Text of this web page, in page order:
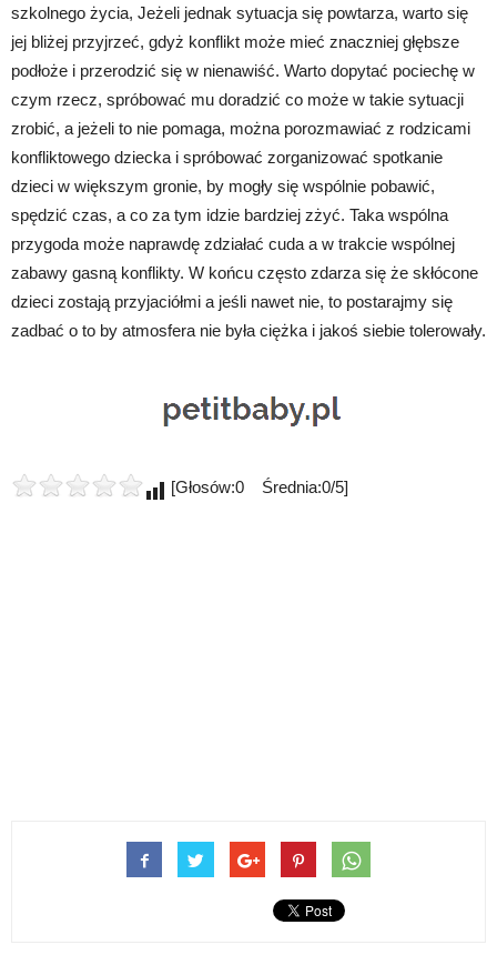
szkolnego życia, Jeżeli jednak sytuacja się powtarza, warto się
jej bliżej przyjrzeć, gdyż konflikt może mieć znaczniej głębsze
podłoże i przerodzić się w nienawiść. Warto dopytać pociechę w
czym rzecz, spróbować mu doradzić co może w takie sytuacji
zrobić, a jeżeli to nie pomaga, można porozmawiać z rodzicami
konfliktowego dziecka i spróbować zorganizować spotkanie
dzieci w większym gronie, by mogły się wspólnie pobawić,
spędzić czas, a co za tym idzie bardziej zżyć. Taka wspólna
przygoda może naprawdę zdziałać cuda a w trakcie wspólnej
zabawy gasną konflikty. W końcu często zdarza się że skłócone
dzieci zostają przyjaciółmi a jeśli nawet nie, to postarajmy się
zadbać o to by atmosfera nie była ciężka i jakoś siebie tolerowały.
[Głosów:0 Średnia:0/5]